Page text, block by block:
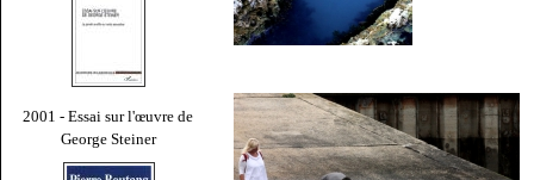
2001 - Essai sur l'œuvre de
George Steiner